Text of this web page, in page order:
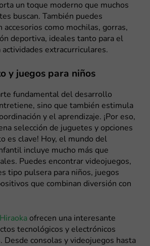
un toque moderno que muchos
buscan. También puedes
accesorios como mochilas, gorras,
deportiva, ideales tanto para el
actividades extracurriculares.
y juegos para niños
fundamental del desarrollo
sino que también estimula
y el aprendizaje. ¡Por eso,
selección de juguetes y opciones
es clave! Hoy, el mundo del
incluye mucho más que
Puedes encontrar videojuegos,
tipo pulsera para niños, juegos
que combinan diversión con
ofrecen una interesante
tecnológicos y electrónicos
Desde consolas y videojuegos hasta